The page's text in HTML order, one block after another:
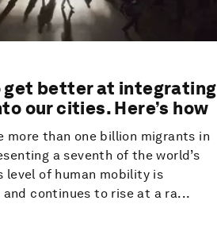
get better at integrating
our cities. Here’s how
more than one billion migrants in
a seventh of the world’s
level of human mobility is
continues to rise at a ra...